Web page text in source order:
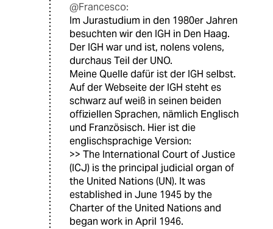
@Francesco:
Im Jurastudium in den 1980er Jahren
besuchten wir den IGH in Den Haag.
Der IGH war und ist, nolens volens,
durchaus Teil der UNO.
Meine Quelle dafür ist der IGH selbst.
Auf der Webseite der IGH steht es
schwarz auf weiß in seinen beiden
offiziellen Sprachen, nämlich Englisch
und Französisch. Hier ist die
englischsprachige Version:
>> The International Court of Justice
(ICJ) is the principal judicial organ of
the United Nations (UN). It was
established in June 1945 by the
Charter of the United Nations and
began work in April 1946.